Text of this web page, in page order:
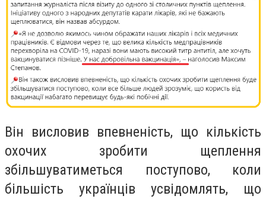
Він висловив впевненість, що кількість
охочих зробити щеплення
збільшуватиметься поступово, коли
більшість українців усвідомлять, що